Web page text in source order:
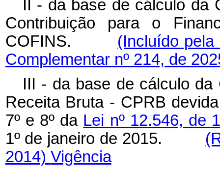
II - da base de cálculo da
Contribuição para o
COFINS. (Incluído
Complementar nº 214, de
III - da base de cálculo da
Receita Bruta - CPRB
7º e 8º da Lei nº 12.546, de
1º de janeiro de 2015.
2014) Vigência